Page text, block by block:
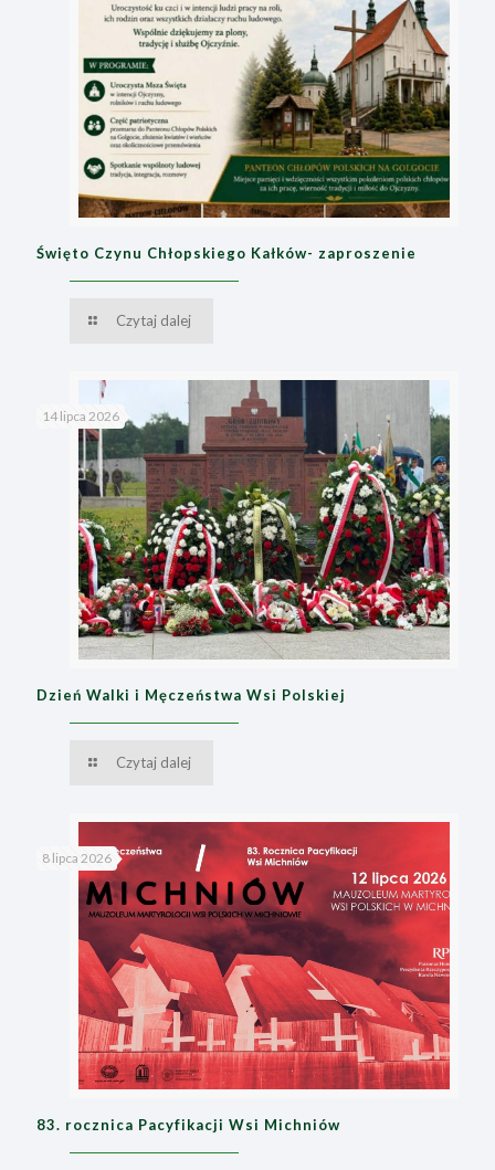
Święto Czynu Chłopskiego Kałków- zaproszenie
Czytaj dalej
14 lipca 2026
Dzień Walki i Męczeństwa Wsi Polskiej
Czytaj dalej
8 lipca 2026
83. rocznica Pacyfikacji Wsi Michniów